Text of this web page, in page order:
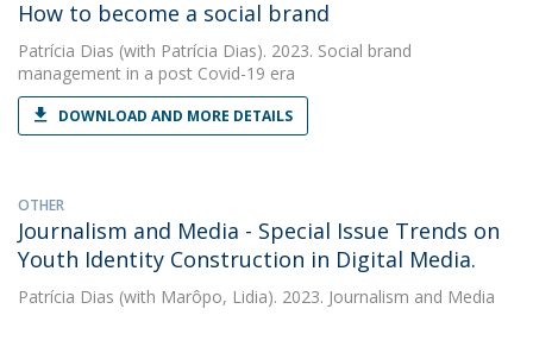
How to become a social brand
Patrícia Dias (with Patrícia Dias). 2023. Social brand
management in a post Covid-19 era
DOWNLOAD AND MORE DETAILS
OTHER
Journalism and Media - Special Issue Trends on
Youth Identity Construction in Digital Media.
Patrícia Dias (with Marôpo, Lidia). 2023. Journalism and Media